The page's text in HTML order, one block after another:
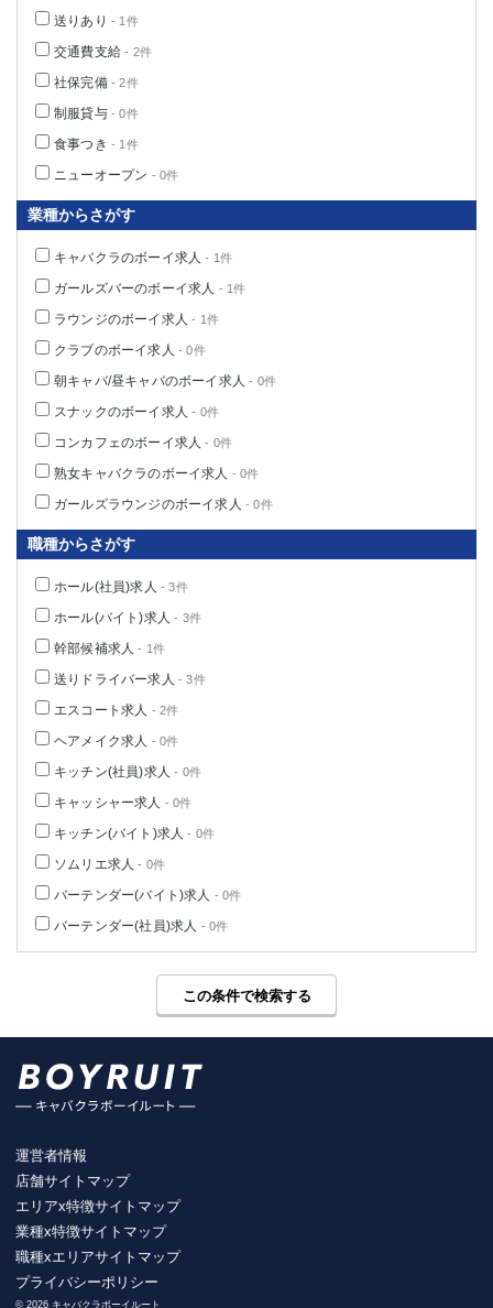
送りあり - 1件
交通費支給 - 2件
社保完備- 2件
制服貸与- 0件
食事つき - 1件
ニューオープン - 0件
業種からさがす
キャバクラのボーイ求人 - 1件
ガールズバーのボーイ求人 - 1件
ラウンジのボーイ求人 - 1件
クラブのボーイ求人 - 0件
朝キャバ/昼キャバのボーイ求人 - 0件
スナックのボーイ求人 - 0件
コンカフェのボーイ求人 - 0件
熟女キャバクラのボーイ求人 - 0件
ガールズラウンジのボーイ求人 - 0件
職種からさがす
ホール(社員)求人 - 3件
ホール(バイト)求人 - 3件
幹部候補求人 - 1件
送りドライバー求人 - 3件
エスコート求人 - 2件
ヘアメイク求人 - 0件
キッチン(社員)求人 - 0件
キャッシャー求人 - 0件
キッチン(バイト)求人 - 0件
ソムリエ求人 - 0件
バーテンダー(バイト)求人 - 0件
バーテンダー(社員)求人 - 0件
この条件で検索する
運営者情報
店舗サイトマップ
エリアx特徴サイトマップ
業種x特徴サイトマップ
職種xエリアサイトマップ
プライバシーポリシー
© 2026 キャバクラボーイルート